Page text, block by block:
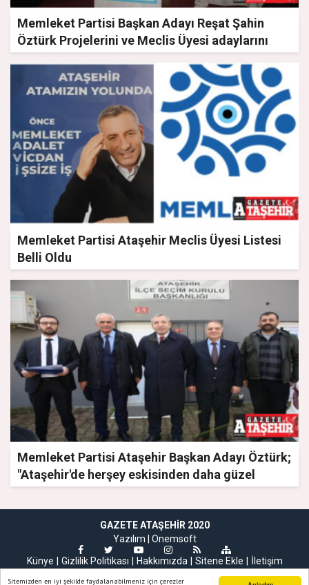
Sitemizden en iyi şekilde faydalanabilmeniz için çerezler
Memleket Partisi Başkan Adayı Reşat Şahin
Öztürk Projelerini ve Meclis Üyesi adaylarını
Memleket Partisi Ataşehir Meclis Üyesi Listesi
Belli Oldu
Memleket Partisi Ataşehir Başkan Adayı Öztürk;
"Ataşehir'de herşey eskisinden daha güzel
GAZETE ATAŞEHIR 2020
Yazılım | Onemsoft
Künye
Gizlilik Politikası Hakkımızda Sitene Ekle İletişim